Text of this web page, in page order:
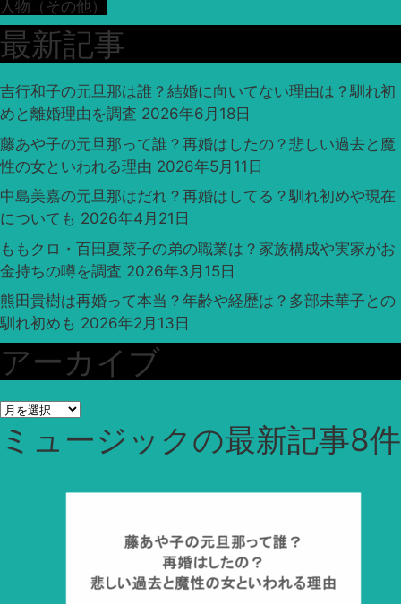
人物（その他）
最新記事
吉行和子の元旦那は誰？結婚に向いてない理由は？馴れ初
めと離婚理由を調査 2026年6月18日
藤あや子の元旦那って誰？再婚はしたの？悲しい過去と魔
性の女といわれる理由 2026年5月11日
中島美嘉の元旦那はだれ？再婚はしてる？馴れ初めや現在
についても 2026年4月21日
ももクロ・百田夏菜子の弟の職業は？家族構成や実家がお
金持ちの噂を調査 2026年3月15日
熊田貴樹は再婚って本当？年齢や経歴は？多部未華子との
馴れ初めも 2026年2月13日
アーカイブ
ア
ー
カミュージックの最新記事8件